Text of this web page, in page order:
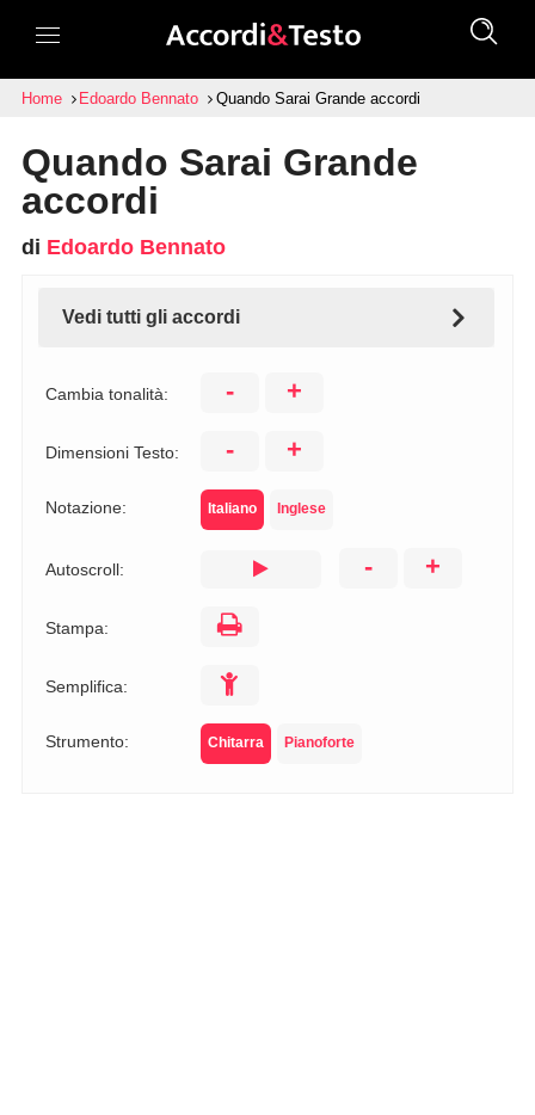
Home Edoardo Bennato Quando Sarai Grande accordi
Quando Sarai Grande
accordi
di Edoardo Bennato
Vedi tutti gli accordi
Cambia tonalità: - +
Dimensioni Testo: - +
Notazione: Italiano Inglese
Autoscroll: - +
Stampa:
Semplifica:
Strumento: Chitarra Pianoforte